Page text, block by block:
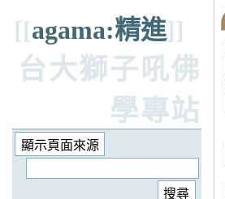
[[agama:精進]]
台大獅子吼佛
學專站